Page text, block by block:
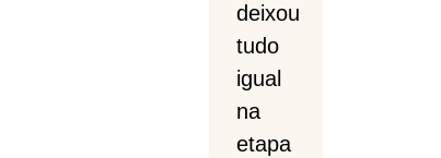
deixou
tudo
igual
na
etapa